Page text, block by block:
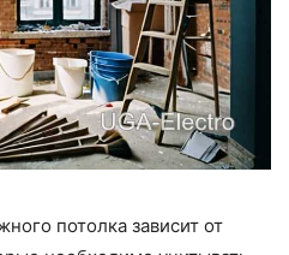
потолка зависит от